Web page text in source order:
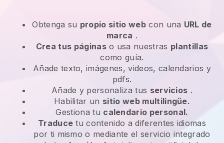
Obtenga su propio sitio webcon una URL de
marca .
Crea tus páginaso usa nuestras plantillas
como guía.
Añade texto, imágenes, videos, calendarios y
pdfs.
Añade y personaliza tus servicios .
Habilitar un sitio web multilingüe.
Gestiona tu calendario personal.
Traduce tu contenido a diferentes idiomas
por ti mismo o mediante el servicio integrado